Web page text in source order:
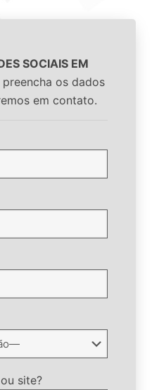
SOCIAIS EM
os dados
em contato.
site?